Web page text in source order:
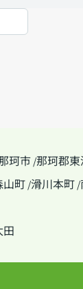
珂市 /那珂郡
山町 /滑川本町 /
田